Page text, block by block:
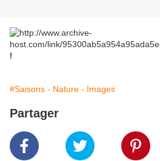
#Saisons - Nature - Images
Partager